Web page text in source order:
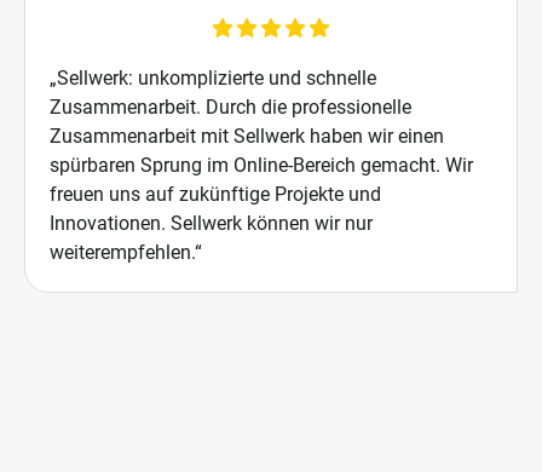
„Sellwerk: unkomplizierte und schnelle
Zusammenarbeit. Durch die professionelle
Zusammenarbeit mit Sellwerk haben wir einen
spürbaren Sprung im Online-Bereich gemacht. Wir
freuen uns auf zukünftige Projekte und
Innovationen. Sellwerk können wir nur
weiterempfehlen.“